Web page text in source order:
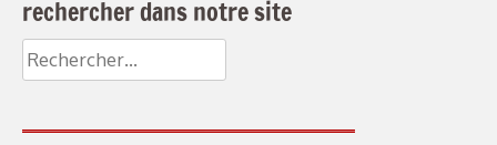
rechercher dans notre site
Rechercher :